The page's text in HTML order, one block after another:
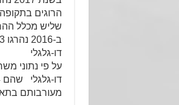
הרוגים בתקופה
שליש מכלל
דו-גלגלי
מעורבותם בתאונות